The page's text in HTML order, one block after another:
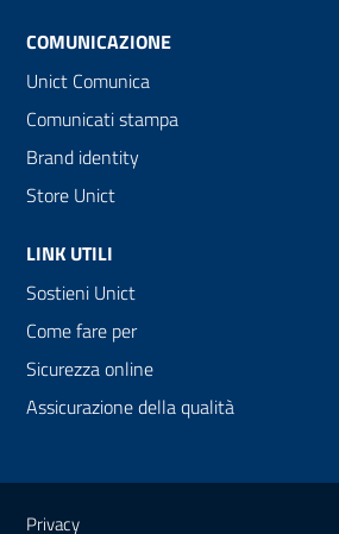
COMUNICAZIONE
Unict Comunica
Comunicati stampa
Brand identity
Store Unict
LINK UTILI
Sostieni Unict
Come fare per
Sicurezza online
Assicurazione della qualità
Link e informazioni utili
Privacy